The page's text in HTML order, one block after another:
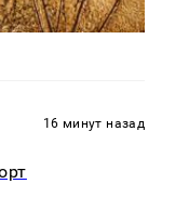
16 минут назад